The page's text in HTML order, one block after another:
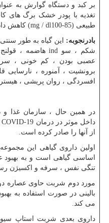
بر کبد و دستگاه گوارش به
تغذیه با پودر خشک برگ های
طبیعی (85-100
mg / dl) کاهش
بادرنجوبه: این گیاه به طور
شکم ، سو
indهاضمه ،
عصبی بودن ، کم خونی ،
برونشیت ، آمنوره ، نارسایی
افسردگی ، روان پریشی ،
در همین حال ، سازمان غذا و
داخل موثر در درمان COVID-19
از آنها را صادر کرده است.
اولین داروی گیاهی این
اساسی گیاهی است و به
تنگی نفس ، سرفه و اکسیژن
مورد دوم شربت حاوی عصاره
بالینی در صورت استفاده به
می کند.
داروی بعدی شربت استاپ